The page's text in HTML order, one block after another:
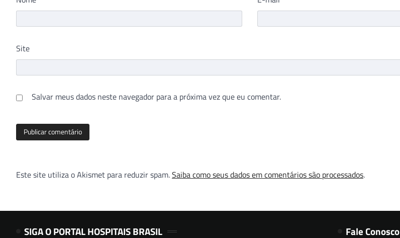
Site
Salvar meus dados neste navegador para a próxima vez que eu comentar.
Este site utiliza o Akismet para reduzir spam.Saiba como seus dados em comentários são processados.
SIGA O PORTAL HOSPITAIS BRASIL Fale Conosco